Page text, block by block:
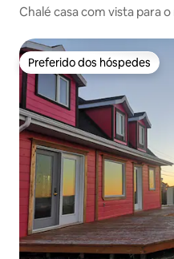
Chalé casa com vista para
Preferido dos hóspedes
Preferido dos hóspedes